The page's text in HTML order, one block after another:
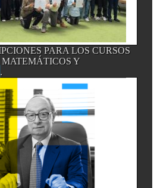
PARA LOS CURSOS
Y